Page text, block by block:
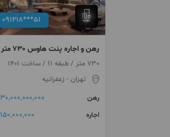
091218***51
خواب در نیاوران
730 متر / طبقه 11 / ساخت 1401
تهران - زعفرانیه
رهن
30,000,000,000 تومان
اجاره 150,000,000 تومان